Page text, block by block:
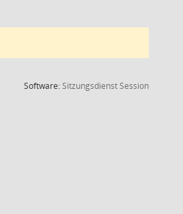
Software:SitzungsdienstSession(Wird in